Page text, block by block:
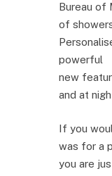
Bureau of
of
powerful
new
and at
If you
was for a
you are